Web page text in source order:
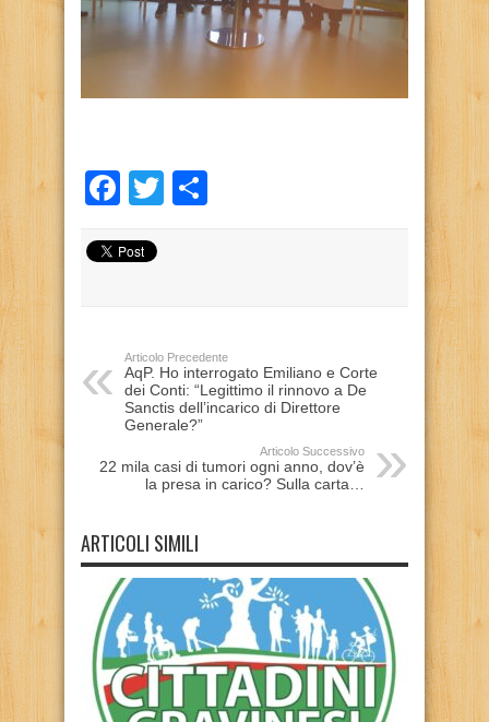
Facebook
Twitter
Articolo Precedente
AqP. Ho interrogato Emiliano e Corte
dei Conti: “Legittimo il rinnovo a De
Sanctis dell’incarico di Direttore
Generale?”
Articolo Successivo
22 mila casi di tumori ogni anno, dov’è
la presa in carico? Sulla carta…
ARTICOLI SIMILI